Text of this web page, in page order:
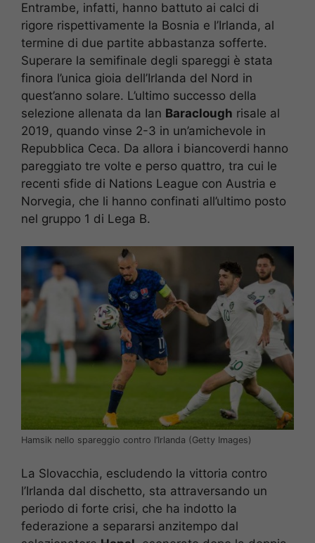
Entrambe, infatti, hanno battuto ai calci di
rigore rispettivamente la Bosnia e l’Irlanda, al
termine di due partite abbastanza sofferte.
Superare la semifinale degli spareggi è stata
finora l’unica gioia dell’Irlanda del Nord in
quest’anno solare. L’ultimo successo della
selezione allenata da Ian Baraclough risale al
2019, quando vinse 2-3 in un’amichevole in
Repubblica Ceca. Da allora i biancoverdi hanno
pareggiato tre volte e perso quattro, tra cui le
recenti sfide di Nations League con Austria e
Norvegia, che li hanno confinati all’ultimo posto
nel gruppo 1 di Lega B.
Hamsik nello spareggio contro l’Irlanda (Getty Images)
La Slovacchia, escludendo la vittoria contro
l’Irlanda dal dischetto, sta attraversando un
periodo di forte crisi, che ha indotto la
federazione a separarsi anzitempo dal